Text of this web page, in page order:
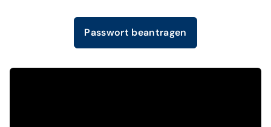
Passwort beantragen